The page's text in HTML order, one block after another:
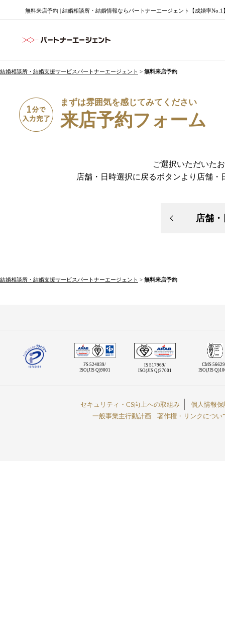
無料来店予約 | 結婚相談所・結婚情報ならパートナーエージェント【成婚率No.1
結婚相談所・結婚支援サービスパートナーエージェント > 無料来店予約
まずは雰囲気を感じてみてください
来店予約フォーム
ご選択いただいた
店舗・日時選択に戻るボタンより店舗
店舗
結婚相談所・結婚支援サービスパートナーエージェント > 無料来店予約
FS 524039/
ISO(JIS Q)9001
IS 517969/
ISO(JIS Q)27001
CMS
ISO(JIS
セキュリティ・CS向上への取組み
個人情報保
一般事業主行動計画
著作権・リンクについ